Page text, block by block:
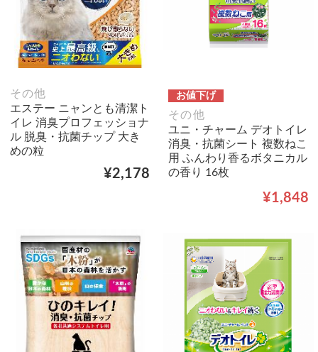
その他
エステー ニャンとも清潔ト
イレ 消臭プロフェッショナ
ル 脱臭・抗菌チップ 大き
めの粒
¥2,178
お値下げ
その他
ユニ・チャーム デオトイレ
消臭・抗菌シート 複数ねこ
用 ふんわり香るボタニカル
の香り 16枚
¥1,848